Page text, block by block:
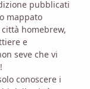
pubblicati
mappato
homebrew,
e
seve che vi
conoscere i